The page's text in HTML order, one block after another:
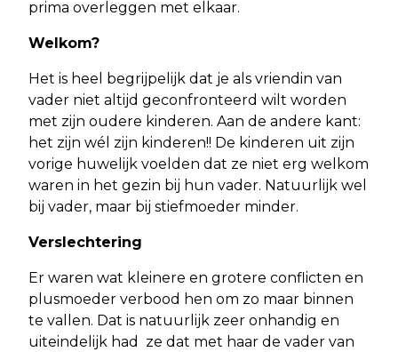
prima overleggen met elkaar.
Welkom?
Het is heel begrijpelijk dat je als vriendin van
vader niet altijd geconfronteerd wilt worden
met zijn oudere kinderen. Aan de andere kant:
het zijn wél zijn kinderen!! De kinderen uit zijn
vorige huwelijk voelden dat ze niet erg welkom
waren in het gezin bij hun vader. Natuurlijk wel
bij vader, maar bij stiefmoeder minder.
Verslechtering
Er waren wat kleinere en grotere conflicten en
plusmoeder verbood hen om zo maar binnen
te vallen. Dat is natuurlijk zeer onhandig en
uiteindelijk had ze dat met haar de vader van